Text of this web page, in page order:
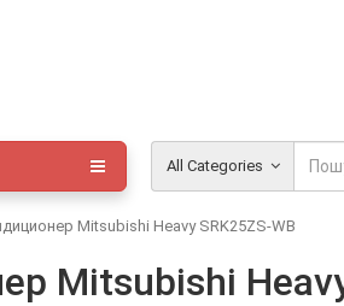
All Categories
Mitsubishi Heavy SRK25ZS-WB
Mitsubishi